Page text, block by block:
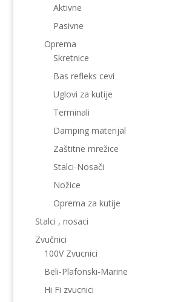
Aktivne
Pasivne
Oprema
Skretnice
Bas refleks cevi
Uglovi za kutije
Terminali
Damping materijal
Zaštitne mrežice
Stalci-Nosači
Nožice
Oprema za kutije
Stalci , nosaci
Zvučnici
100V Zvucnici
Beli-Plafonski-Marine
Hi Fi zvucnici